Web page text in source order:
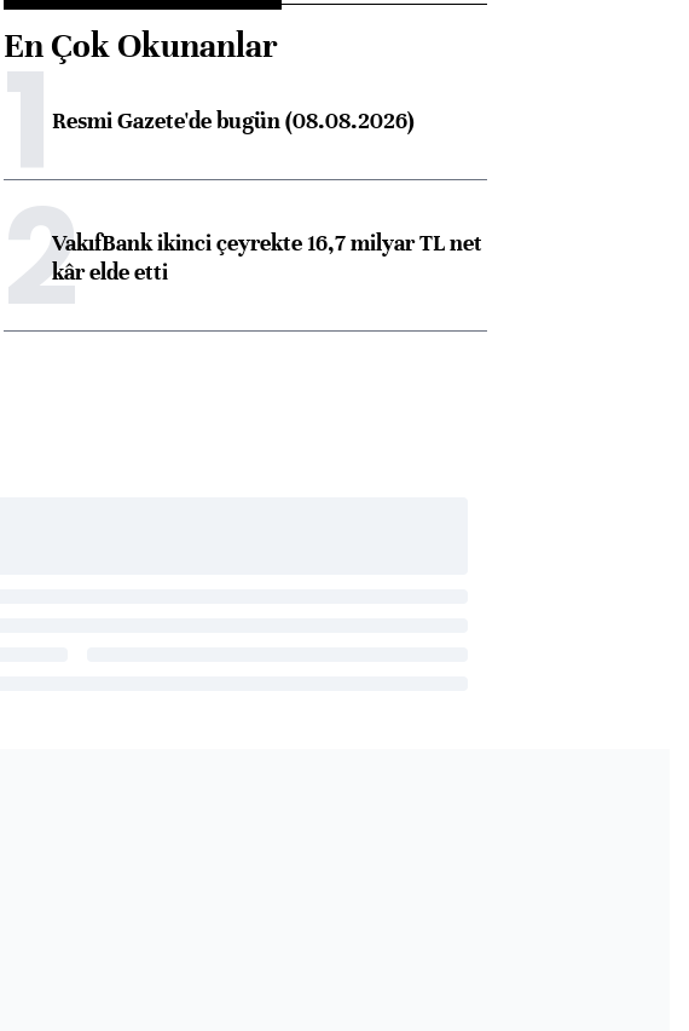
En Çok Okunanlar
1Resmi Gazete'de bugün (08.08.2026)
2VakıfBank ikinci çeyrekte 16,7 milyar TL net
kâr elde etti